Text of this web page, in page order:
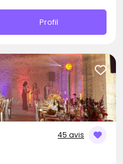
Profil
45 avis